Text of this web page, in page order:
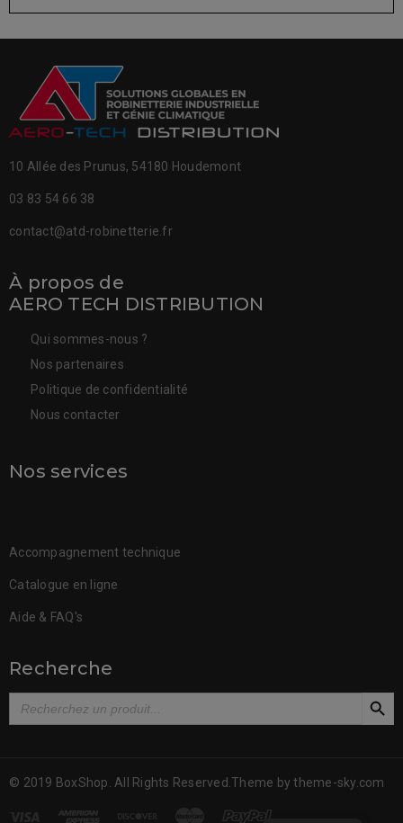
10 Allée des Prunus, 54180 Houdemont
03 83 54 66 38
contact@atd-robinetterie.fr
À propos de
AERO TECH DISTRIBUTION
Qui sommes-nous ?
Nos partenaires
Politique de confidentialité
Nous contacter
Nos services
Accompagnement technique
Catalogue en ligne
Aide & FAQ's
Recherche
Search
for:
SEARCH
© 2019 BoxShop. All Rights Reserved.Theme bytheme-sky.com